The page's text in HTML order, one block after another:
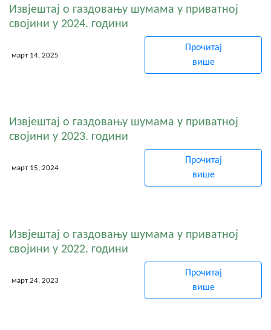
Извјештај о газдовању шумама у приватној
својини у 2024. години
март 14, 2025
Прочитај
више
Извјештај о газдовању шумама у приватној
својини у 2023. години
март 15, 2024
Прочитај
више
Извјештај о газдовању шумама у приватној
својини у 2022. години
март 24, 2023
Прочитај
више